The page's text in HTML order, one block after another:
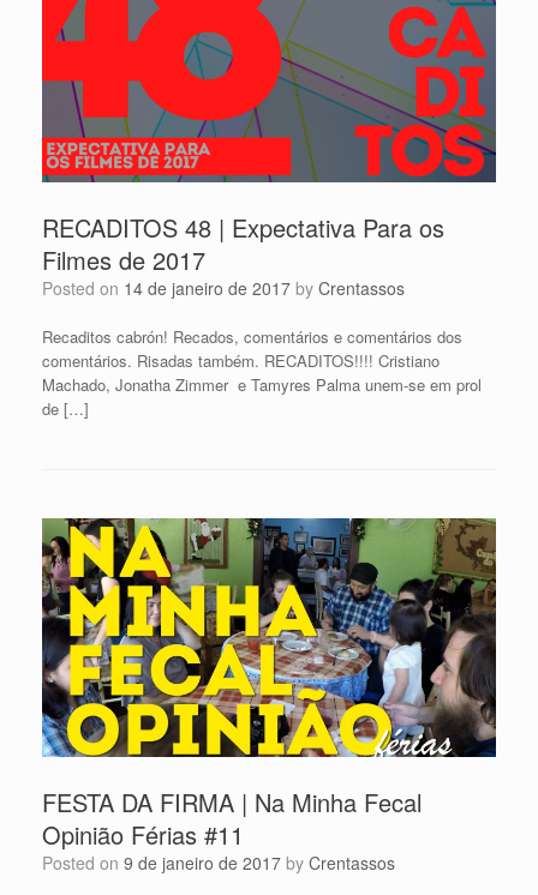
RECADITOS 48 | Expectativa Para os
Filmes de 2017
Posted on 14 de janeiro de 2017 by Crentassos
Recaditos cabrón! Recados, comentários e comentários dos
comentários. Risadas também. RECADITOS!!!! Cristiano
Machado, Jonatha Zimmer e Tamyres Palma unem-se em prol
de […]
FESTA DA FIRMA | Na Minha Fecal
Opinião Férias #11
Posted on 9 de janeiro de 2017 by Crentassos